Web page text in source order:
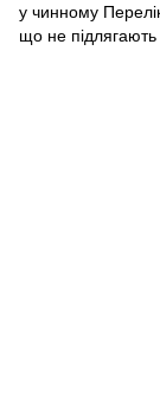
у чинному
що не